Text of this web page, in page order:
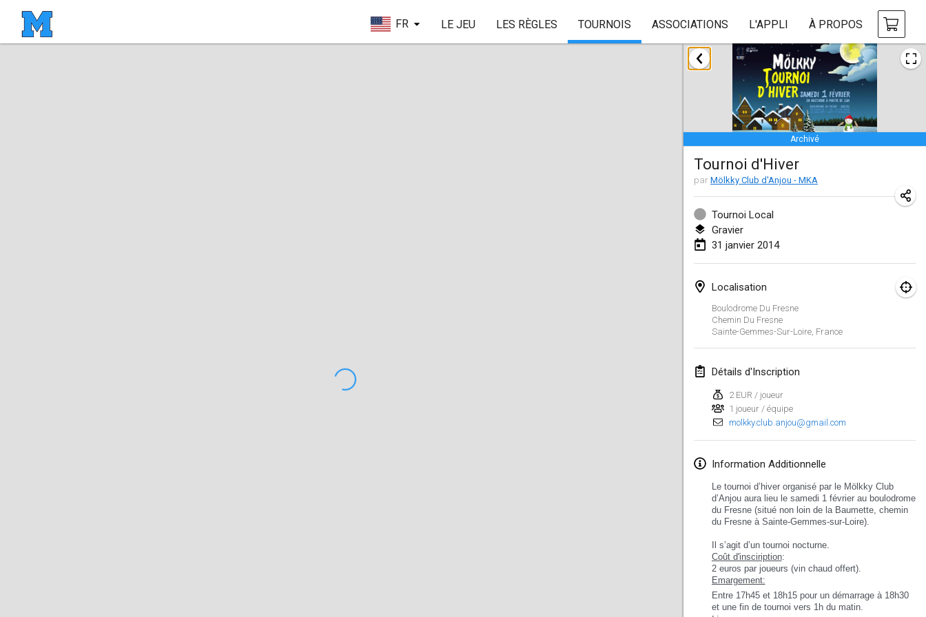
FR LE JEU LES RÈGLES TOURNOIS ASSOCIATIONS L'APPLI À PROPOS
Archivé
Tournoi d'Hiver
par Mölkky Club d'Anjou - MKA
Tournoi Local
Gravier
31 janvier 2014
Localisation
Boulodrome Du Fresne
Chemin Du Fresne
Sainte-Gemmes-Sur-Loire, France
Détails d'Inscription
2 EUR / joueur
1 joueur / équipe
molkky.club.anjou@gmail.com
Information Additionnelle
Le tournoi d’hiver organisé par le Mölkky Club
d’Anjou aura lieu le samedi 1 février au boulodrome
du Fresne (situé non loin de la Baumette, chemin
du Fresne à Sainte-Gemmes-sur-Loire).
Il s’agit d’un tournoi nocturne.
Coût d'insciription:
2 euros par joueurs (vin chaud offert).
Emargement:
Entre 17h45 et 18h15 pour un démarrage à 18h30
et une fin de tournoi vers 1h du matin.
janvier 2014
Tournoi d'Hiver
31 janv. 2014|France
mars 2014
7 mars 2014|Estonie
septembre 2014
MIM - Masters Individuels de Mölkky
20 sept. 2014